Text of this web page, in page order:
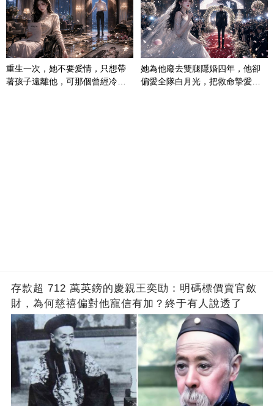
重生一次，她不要愛情，只想帶
著孩子遠離他，可那個曾經冷漠
她為他廢去雙腿隱婚四年，他卻
偏愛全隊白月光，把救命摯愛當
存款超 712 萬英鎊的慶親王奕劻：明碼標價賣官斂
財，為何慈禧偏對他寵信有加？終于有人說透了